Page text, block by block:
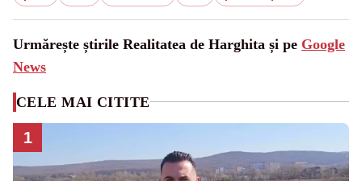
Urmărește știrile Realitatea de Harghita și pe Google
News
CELE MAI CITITE
1